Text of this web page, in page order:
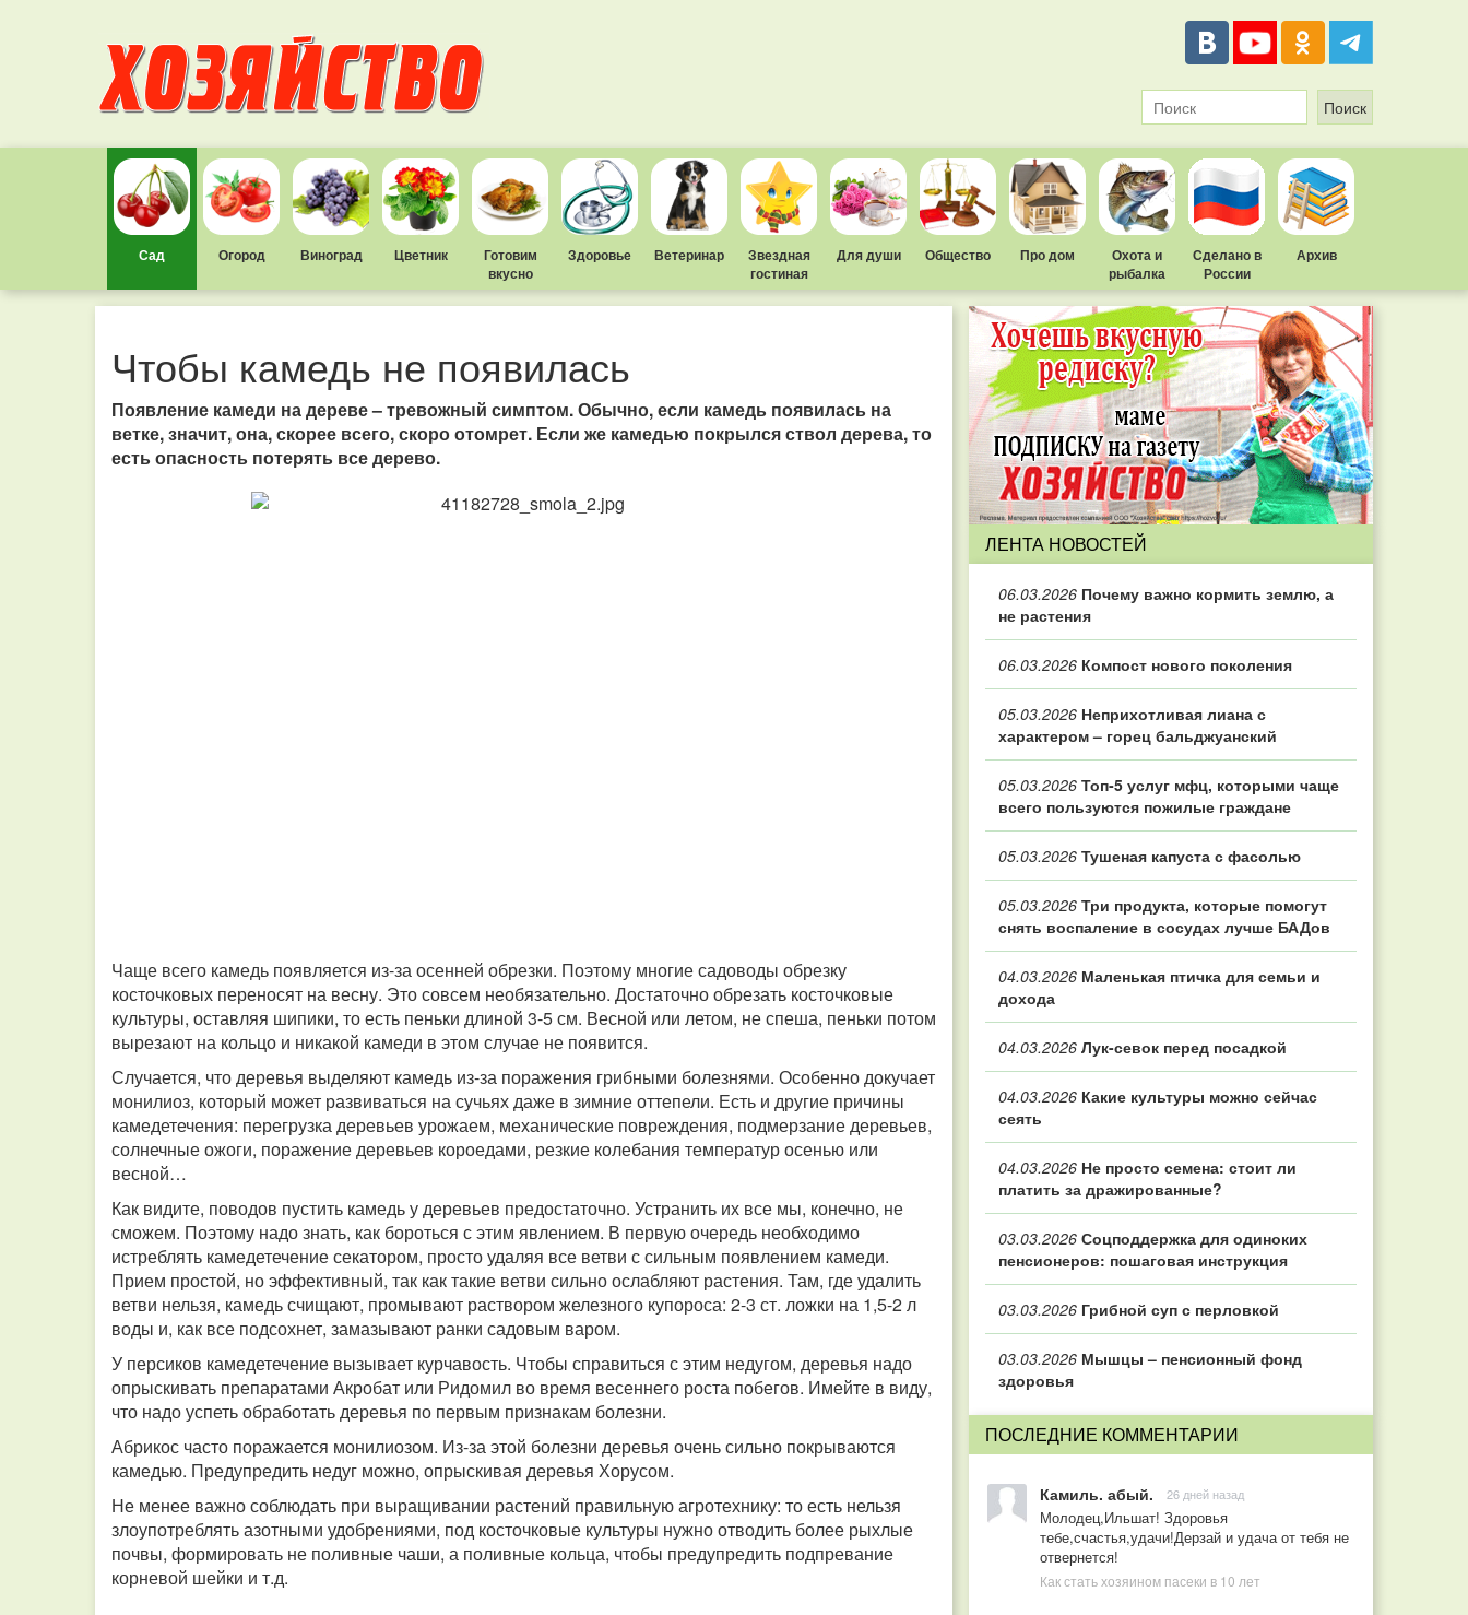
Сад Огород Виноград Цветник
Готовим
вкусно
Здоровье Ветеринар
Звездная
гостиная
Для души Общество Про дом
Охота и
рыбалка
Сделано в
России
Архив
Чтобы камедь не появилась
Появление камеди на дереве – тревожный симптом. Обычно, если камедь появилась на
ветке, значит, она, скорее всего, скоро отомрет. Если же камедью покрылся ствол дерева, то
есть опасность потерять все дерево.
Чаще всего камедь появляется из-за осенней обрезки. Поэтому многие садоводы обрезку
косточковых переносят на весну. Это совсем необязательно. Достаточно обрезать косточковые
культуры, оставляя шипики, то есть пеньки длиной 3-5 см. Весной или летом, не спеша, пеньки потом
вырезают на кольцо и никакой камеди в этом случае не появится.
Случается, что деревья выделяют камедь из-за поражения грибными болезнями. Особенно докучает
монилиоз, который может развиваться на сучьях даже в зимние оттепели. Есть и другие причины
камедетечения: перегрузка деревьев урожаем, механические повреждения, подмерзание деревьев,
солнечные ожоги, поражение деревьев короедами, резкие колебания температур осенью или
весной…
Как видите, поводов пустить камедь у деревьев предостаточно. Устранить их все мы, конечно, не
сможем. Поэтому надо знать, как бороться с этим явлением. В первую очередь необходимо
истреблять камедетечение секатором, просто удаляя все ветви с сильным появлением камеди.
Прием простой, но эффективный, так как такие ветви сильно ослабляют растения. Там, где удалить
ветви нельзя, камедь счищают, промывают раствором железного купороса: 2-3 ст. ложки на 1,5-2 л
воды и, как все подсохнет, замазывают ранки садовым варом.
У персиков камедетечение вызывает курчавость. Чтобы справиться с этим недугом, деревья надо
опрыскивать препаратами Акробат или Ридомил во время весеннего роста побегов. Имейте в виду,
что надо успеть обработать деревья по первым признакам болезни.
Абрикос часто поражается монилиозом. Из-за этой болезни деревья очень сильно покрываются
камедью. Предупредить недуг можно, опрыскивая деревья Хорусом.
Не менее важно соблюдать при выращивании растений правильную агротехнику: то есть нельзя
злоупотреблять азотными удобрениями, под косточковые культуры нужно отводить более рыхлые
почвы, формировать не поливные чаши, а поливные кольца, чтобы предупредить подпревание
корневой шейки и т.д.
ЛЕНТА НОВОСТЕЙ
06.03.2026 Почему важно кормить землю, а
не растения
06.03.2026 Компост нового поколения
05.03.2026 Неприхотливая лиана с
характером – горец бальджуанский
05.03.2026 Топ‑5 услуг мфц, которыми чаще
всего пользуются пожилые граждане
05.03.2026 Тушеная капуста с фасолью
05.03.2026 Три продукта, которые помогут
снять воспаление в сосудах лучше БАДов
04.03.2026 Маленькая птичка для семьи и
дохода
04.03.2026 Лук-севок перед посадкой
04.03.2026 Какие культуры можно сейчас
сеять
04.03.2026 Не просто семена: стоит ли
платить за дражированные?
03.03.2026 Соцподдержка для одиноких
пенсионеров: пошаговая инструкция
03.03.2026 Грибной суп с перловкой
03.03.2026 Мышцы – пенсионный фонд
здоровья
ПОСЛЕДНИЕ КОММЕНТАРИИ
Камиль. абый. 26 дней назад
Молодец,Ильшат! Здоровья
тебе,счастья,удачи!Дерзай и удача от тебя не
отвернется!
Как стать хозяином пасеки в 10 лет